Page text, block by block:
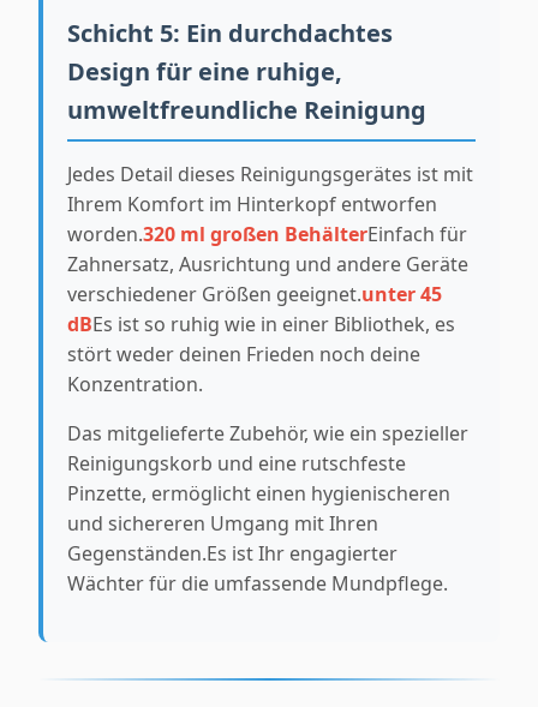
Schicht 5: Ein durchdachtes
Design für eine ruhige,
umweltfreundliche Reinigung
Jedes Detail dieses Reinigungsgerätes ist mit
Ihrem Komfort im Hinterkopf entworfen
worden.320 ml großen BehälterEinfach für
Zahnersatz, Ausrichtung und andere Geräte
verschiedener Größen geeignet.unter 45
dBEs ist so ruhig wie in einer Bibliothek, es
stört weder deinen Frieden noch deine
Konzentration.
Das mitgelieferte Zubehör, wie ein spezieller
Reinigungskorb und eine rutschfeste
Pinzette, ermöglicht einen hygienischeren
und sichereren Umgang mit Ihren
Gegenständen.Es ist Ihr engagierter
Wächter für die umfassende Mundpflege.